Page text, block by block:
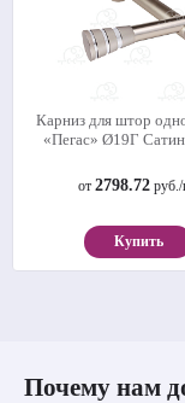
Карниз для штор
«Пегас» Ø19Г
от 2798.72
Купить
Почему нам